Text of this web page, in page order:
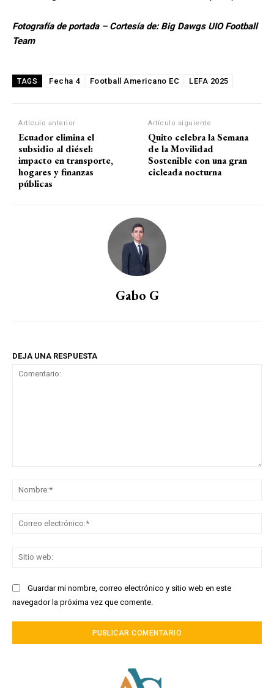
Fotografía de portada – Cortesía de: Big Dawgs UIO Football
Team
TAGS Fecha 4 Football Americano EC LEFA 2025
Artículo anterior
Ecuador elimina el
subsidio al diésel:
impacto en transporte,
hogares y finanzas
públicas
Artículo siguiente
Quito celebra la Semana
de la Movilidad
Sostenible con una gran
cicleada nocturna
Gabo G
DEJA UNA RESPUESTA
Guardar mi nombre, correo electrónico y sitio web en este
navegador la próxima vez que comente.